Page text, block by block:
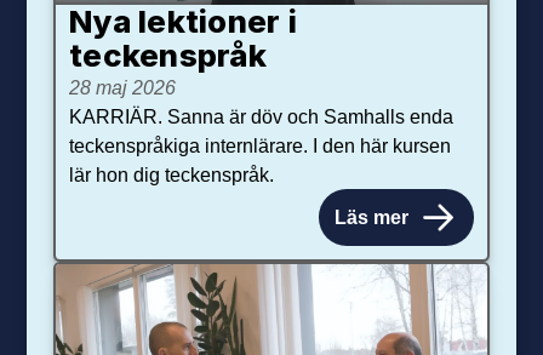
Nya lektioner i
teckenspråk
28 maj 2026
KARRIÄR. Sanna är döv och Samhalls enda
teckenspråkiga internlärare. I den här kursen
lär hon dig teckenspråk.
Läs mer